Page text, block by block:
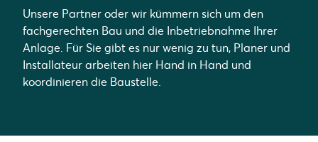
Unsere Partner oder wir kümmern sich um den
fachgerechten Bau und die Inbetriebnahme Ihrer
Anlage. Für Sie gibt es nur wenig zu tun, Planer und
Installateur arbeiten hier Hand in Hand und
koordinieren die Baustelle.